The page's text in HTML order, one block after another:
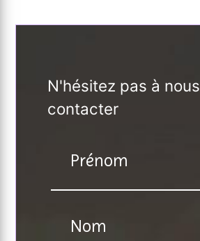
N'hésitez pas à nous
contacter